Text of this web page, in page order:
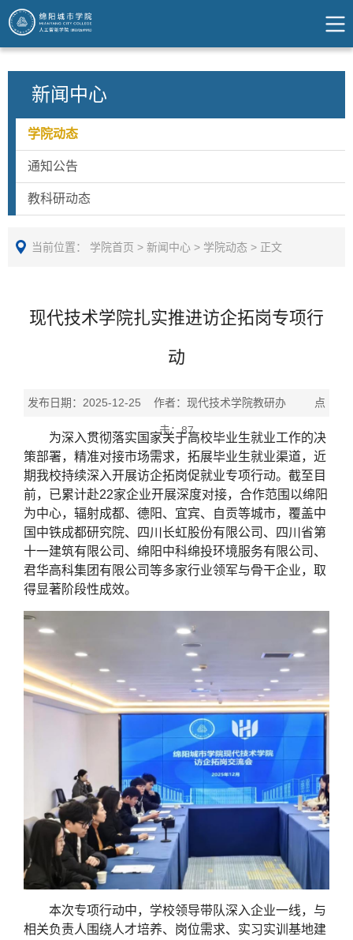
新闻中心
学院动态
通知公告
教科研动态
当前位置： 学院首页 > 新闻中心 > 学院动态 > 正文
现代技术学院扎实推进访企拓岗专项行
动
发布日期：2025-12-25 作者：现代技术学院教研办 点
击：87
为深入贯彻落实国家关于高校毕业生就业工作的决
策部署，精准对接市场需求，拓展毕业生就业渠道，近
期我校持续深入开展访企拓岗促就业专项行动。截至目
前，已累计赴22家企业开展深度对接，合作范围以绵阳
为中心，辐射成都、德阳、宜宾、自贡等城市，覆盖中
国中铁成都研究院、四川长虹股份有限公司、四川省第
十一建筑有限公司、绵阳中科绵投环境服务有限公司、
君华高科集团有限公司等多家行业领军与骨干企业，取
得显著阶段性成效。
本次专项行动中，学校领导带队深入企业一线，与
相关负责人围绕人才培养、岗位需求、实习实训基地建